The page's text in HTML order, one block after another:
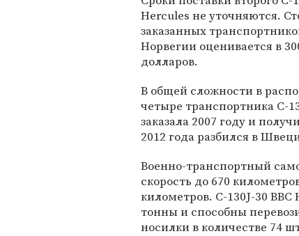
Hercules не уточняются.
заказанных
Норвегии оценивается в
долларов.
В общей сложности в
четыре транспортника C-
заказала 2007 году и
2012 года разбился в
Военно-транспортный
скорость до 670
километров. C-130J-30
тонны и способны
носилки в количестве 74